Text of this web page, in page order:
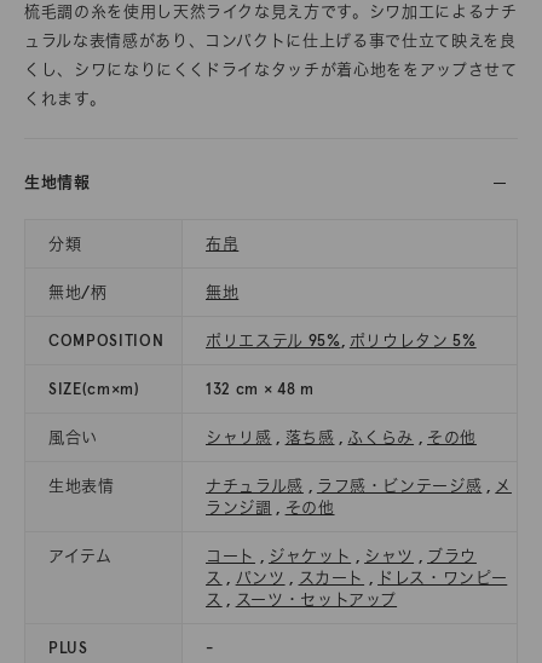
梳毛調の糸を使用し天然ライクな見え方です。シワ加工によるナチ
ュラルな表情感があり、コンパクトに仕上げる事で仕立て映えを良
くし、シワになりにくくドライなタッチが着心地ををアップさせて
くれます。
生地情報
分類 布帛
無地/柄 無地
COMPOSITION ポリエステル 95%, ポリウレタン 5%
SIZE(cm×m) 132 cm × 48 m
風合い シャリ感 , 落ち感 , ふくらみ , その他
生地表情 ナチュラル感 , ラフ感・ビンテージ感 , メ
ランジ調 , その他
アイテム コート , ジャケット , シャツ , ブラウ
ス , パンツ , スカート , ドレス・ワンピー
ス , スーツ・セットアップ
PLUS
-